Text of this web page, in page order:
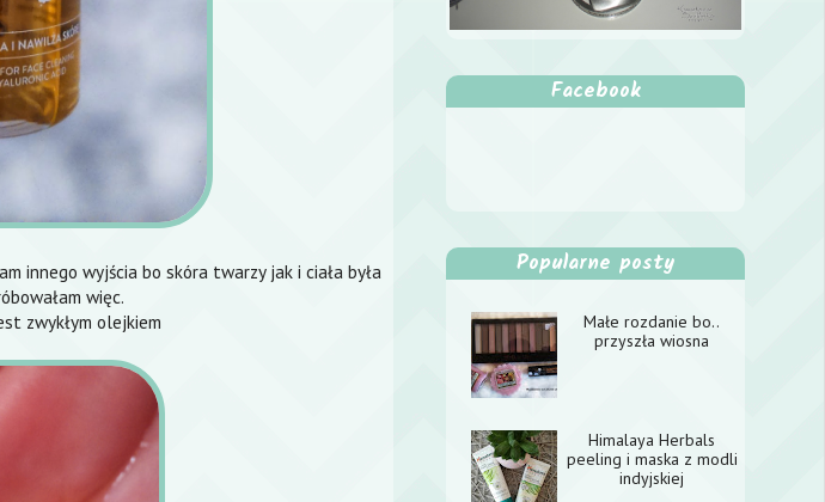
innego wyjścia bo skóra twarzy jak i ciała była
więc.
zwykłym olejkiem
Facebook
Popularne posty
Małe rozdanie bo..
przyszła wiosna
Himalaya Herbals
peeling i maska z modli
indyjskiej